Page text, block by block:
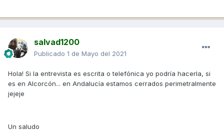
salvad1200
Publicado 1 de Mayo del 2021
Hola! Si la entrevista es escrita o telefónica yo podría hacerla, si
es en Alcorcón... en Andalucía estamos cerrados perimetralmente
jejeje
Un saludo